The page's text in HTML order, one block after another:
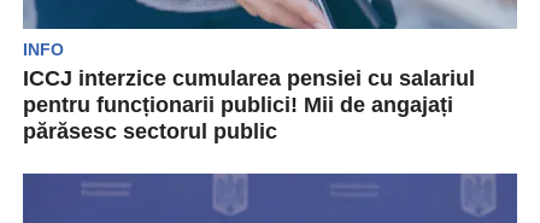
INFO
ICCJ interzice cumularea pensiei cu salariul
pentru funcționarii publici! Mii de angajați
părăsesc sectorul public
(ÎCCJ). Mii de funcționari publici care cumulau